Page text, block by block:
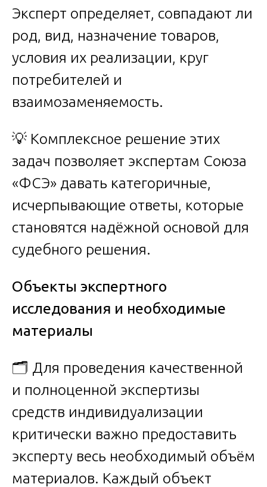
Эксперт определяет, совпадают ли
род, вид, назначение товаров,
условия их реализации, круг
потребителей и
взаимозаменяемость.
💡 Комплексное решение этих
задач позволяет экспертам Союза
«ФСЭ» давать категоричные,
исчерпывающие ответы, которые
становятся надёжной основой для
судебного решения.
Объекты экспертного
исследования и необходимые
материалы
🗂️ Для проведения качественной
и полноценной экспертизы
средств индивидуализации
критически важно предоставить
эксперту весь необходимый объём
материалов. Каждый объект